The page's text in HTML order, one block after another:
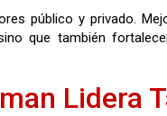
público y privado.
que también
Lidera